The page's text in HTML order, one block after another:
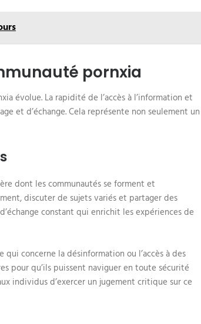
pornxia
évolue. La rapidité de l’accès à l’information et
et d’échange. Cela représente non seulement un
dont les communautés se forment et
discuter de sujets variés et partager des
constant qui enrichit les expériences de
concerne la désinformation ou l’accès à des
pour qu’ils puissent naviguer en toute sécurité
individus d’exercer un jugement critique sur ce